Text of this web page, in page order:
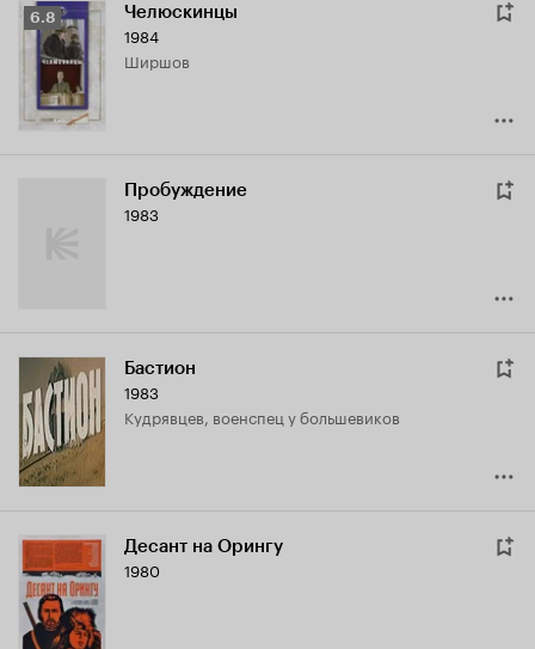
Рейтинг
Кинопоиска
6.8
6.8 Челюскинцы
1984
Ширшов
Пробуждение
1983
Бастион
1983
Кудрявцев, военспец у большевиков
Десант на Орингу
1980